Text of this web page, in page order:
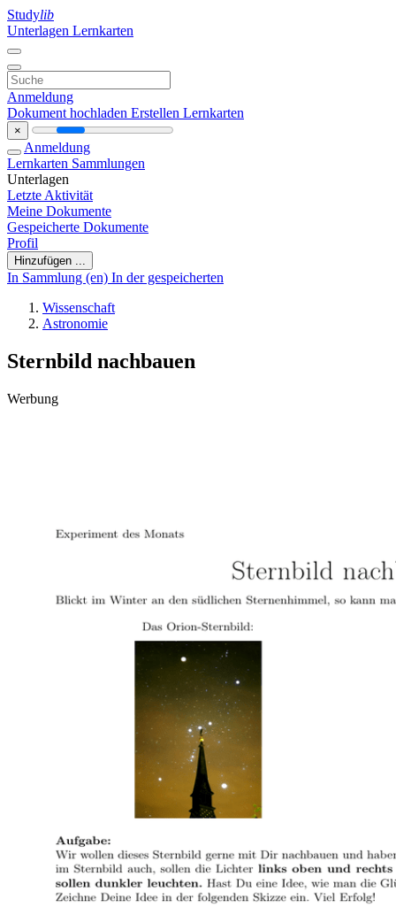
Studylib
Unterlagen Lernkarten
Anmeldung
Dokument hochladen Erstellen Lernkarten
×
Anmeldung
Lernkarten Sammlungen
Unterlagen
Letzte Aktivität
Meine Dokumente
Gespeicherte Dokumente
Profil
Hinzufügen ...
In Sammlung (en) In der gespeicherten
Wissenschaft
Astronomie
Sternbild nachbauen
Werbung